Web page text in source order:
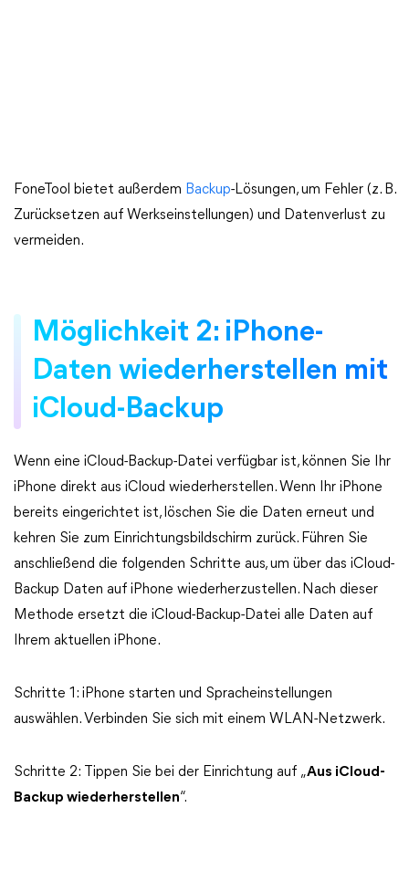
FoneTool bietet außerdem Backup-Lösungen, um Fehler (z. B.
Zurücksetzen auf Werkseinstellungen) und Datenverlust zu
vermeiden.
Möglichkeit 2: iPhone-
Daten wiederherstellen mit
iCloud-Backup
Wenn eine iCloud-Backup-Datei verfügbar ist, können Sie Ihr
iPhone direkt aus iCloud wiederherstellen. Wenn Ihr iPhone
bereits eingerichtet ist, löschen Sie die Daten erneut und
kehren Sie zum Einrichtungsbildschirm zurück. Führen Sie
anschließend die folgenden Schritte aus, um über das iCloud-
Backup Daten auf iPhone wiederherzustellen. Nach dieser
Methode ersetzt die iCloud-Backup-Datei alle Daten auf
Ihrem aktuellen iPhone.
Schritte 1: iPhone starten und Spracheinstellungen
auswählen. Verbinden Sie sich mit einem WLAN-Netzwerk.
Schritte 2: Tippen Sie bei der Einrichtung auf „Aus iCloud-
Backup wiederherstellen“.